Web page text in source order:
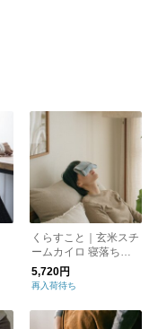
くらすこと｜玄米スチ
ームカイロ 寝落ちセ
ット［ギフト/贈り物/
新生活/温活・冷え取
5,720円
再入荷待ち